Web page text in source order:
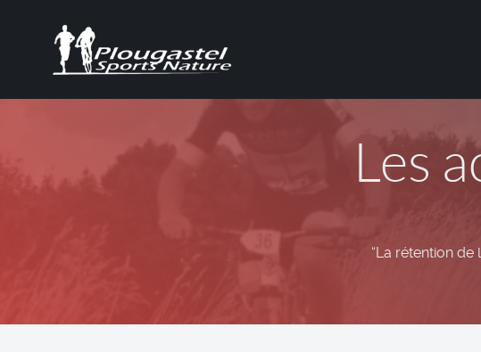
Les
“La rétention